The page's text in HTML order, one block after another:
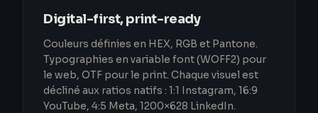
Digital-first, print-ready
Couleurs définies en HEX, RGB et Pantone.
Typographies en variable font (WOFF2) pour
le web, OTF pour le print. Chaque visuel est
décliné aux ratios natifs : 1:1 Instagram, 16:9
YouTube, 4:5 Meta, 1200×628 LinkedIn.